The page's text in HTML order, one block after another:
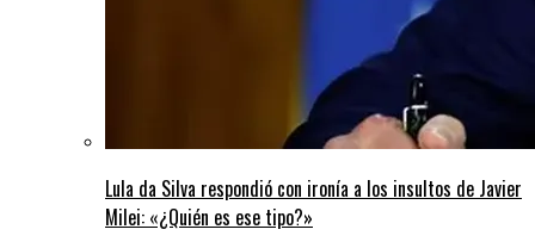
Lula da Silva respondió con ironía a los insultos de Javier
Milei: «¿Quién es ese tipo?»